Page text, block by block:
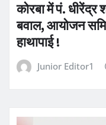
कोरबा में पं. धीरेंद्र
बवाल, आयोजन
हाथापाई !
Junior Editor1